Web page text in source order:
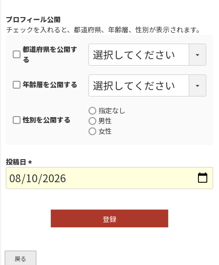
プロフィール公開
チェックを入れると、都道府県、年齢層、性別が表示されます。
都道府県を公開す
る
年齢層を公開する
性別を公開する
指定なし
男性
女性
投稿日
(
必
登録
戻る